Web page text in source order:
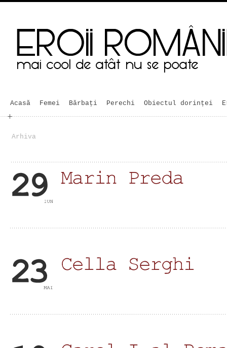
Acasă Femei Bărbaţi Perechi Obiectul dorinței
Arhiva